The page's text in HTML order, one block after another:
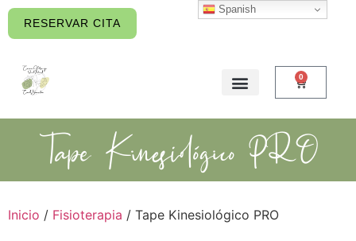
RESERVAR CITA
0
Tape Kinesiológico PRO
Inicio / Fisioterapia / Tape Kinesiológico PRO
Spanish